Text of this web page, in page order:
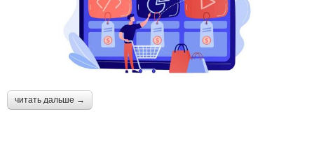
читать дальше →